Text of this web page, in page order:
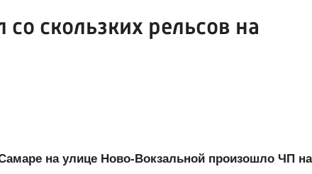
скользких рельсов на
на улице Ново-Вокзальной произошло ЧП на